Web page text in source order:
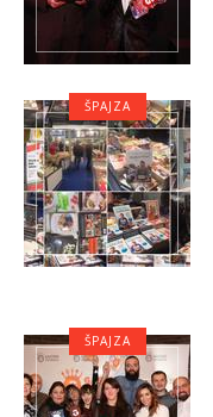
ŠPAJZA
ŠPAJZA